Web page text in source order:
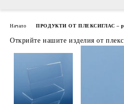
Начало ПРОДУКТИ ОТ ПЛЕКСИГЛАС –
Открийте нашите изделия от